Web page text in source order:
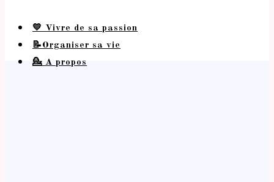
💛 Vivre de sa passion
📝Organiser sa vie
💁 A propos